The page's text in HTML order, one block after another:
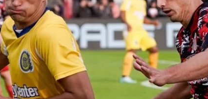
en la historia grande del club”
Nicolás Otamendi regresa al fútbol argentino después de 16
de Vélez a la pasión por River
Boca ganó con lo justo ante O’Higgins gracias a la jerarquía de
diferencia y un juego que no dan paz para ir a Rancagua